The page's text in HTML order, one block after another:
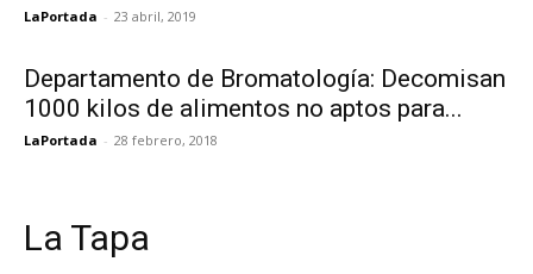
LaPortada - 23 abril, 2019
Departamento de Bromatología: Decomisan
1000 kilos de alimentos no aptos para...
LaPortada - 28 febrero, 2018
La Tapa